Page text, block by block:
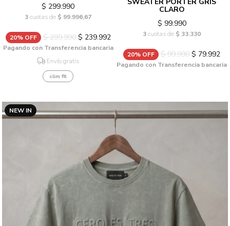
$ 299.990
3cuotas de $ 99.996,67
20% OFF $ 299.990$ 239.992
Pagando con Transferencia bancaria
Envío gratis
slim fit
CLARO
$ 99.990
3cuotas de $ 33.330
20% OFF $ 99.990 $ 79.992
Pagando con Transferencia bancaria
NEW IN